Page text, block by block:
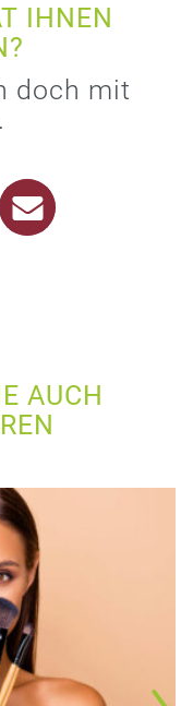
IHNEN
doch mit
AUCH